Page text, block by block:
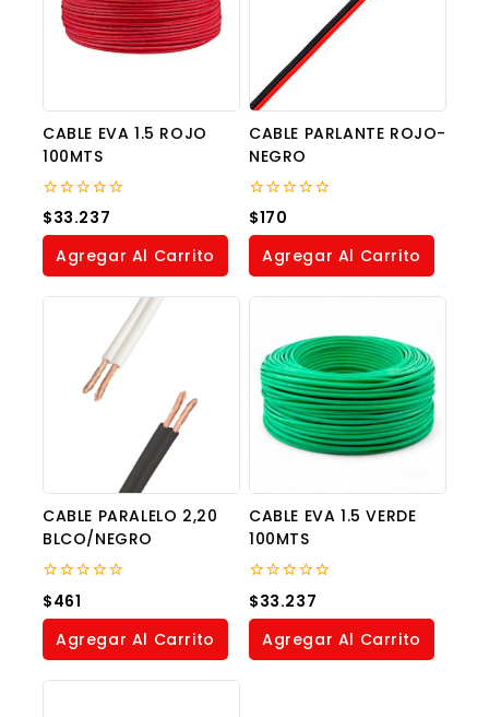
CABLE EVA 1.5 ROJO
100MTS
0
out
of
$33.237
Agregar Al Carrito
CABLE PARLANTE ROJO-
NEGRO
0
out
of
$170
Agregar Al Carrito
CABLE PARALELO 2,20
BLCO/NEGRO
0
out
of
$461
Agregar Al Carrito
CABLE EVA 1.5 VERDE
100MTS
0
out
of
$33.237
Agregar Al Carrito